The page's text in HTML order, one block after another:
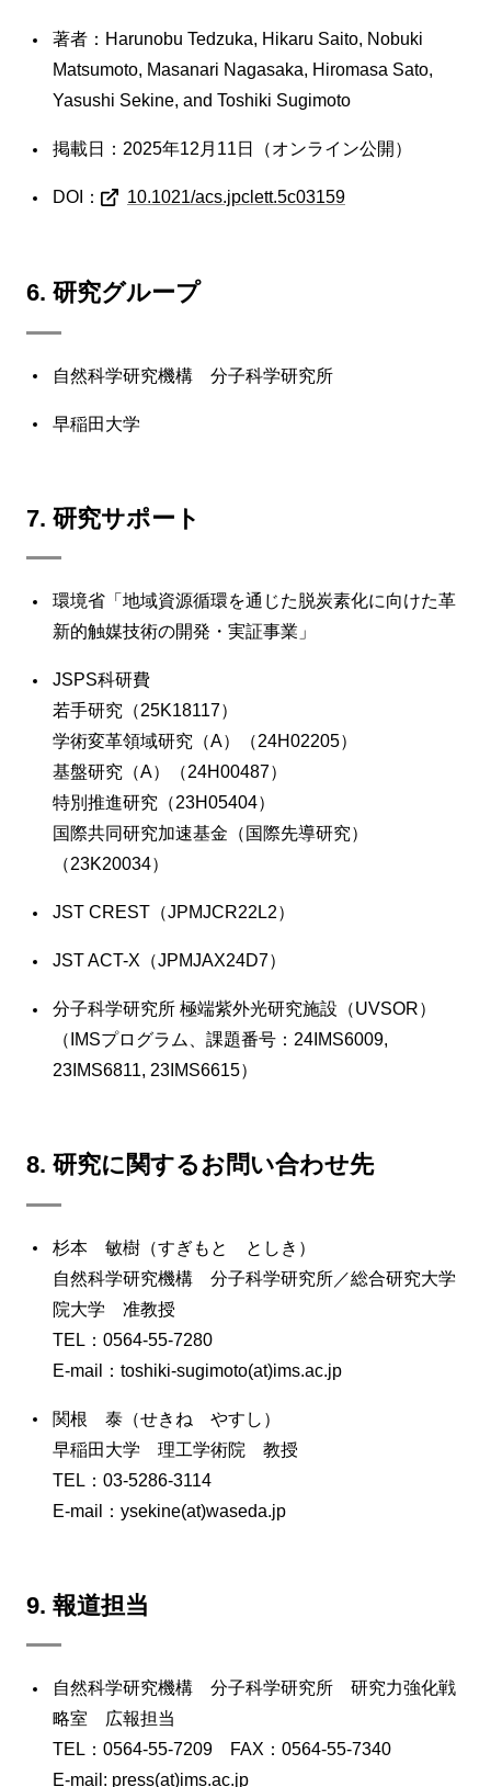
著者：Harunobu Tedzuka, Hikaru Saito, Nobuki
Matsumoto, Masanari Nagasaka, Hiromasa Sato,
Yasushi Sekine, and Toshiki Sugimoto
掲載日：2025年12月11日（オンライン公開）
DOI： 10.1021/acs.jpclett.5c03159
6. 研究グループ
自然科学研究機構 分子科学研究所
早稲田大学
7. 研究サポート
環境省「地域資源循環を通じた脱炭素化に向けた革
新的触媒技術の開発・実証事業」
JSPS科研費
若手研究（25K18117）
学術変革領域研究（A）（24H02205）
基盤研究（A）（24H00487）
特別推進研究（23H05404）
国際共同研究加速基金（国際先導研究）
（23K20034）
JST CREST（JPMJCR22L2）
JST ACT-X（JPMJAX24D7）
分子科学研究所 極端紫外光研究施設（UVSOR）
（IMSプログラム、課題番号：24IMS6009,
23IMS6811, 23IMS6615）
8. 研究に関するお問い合わせ先
杉本 敏樹（すぎもと としき）
自然科学研究機構 分子科学研究所／総合研究大学
院大学 准教授
TEL：0564-55-7280
E-mail：toshiki-sugimoto(at)ims.ac.jp
関根 泰（せきね やすし）
早稲田大学 理工学術院 教授
TEL：03-5286-3114
E-mail：ysekine(at)waseda.jp
9. 報道担当
自然科学研究機構 分子科学研究所 研究力強化戦
略室 広報担当
TEL：0564-55-7209 FAX：0564-55-7340
E-mail: press(at)ims.ac.jp